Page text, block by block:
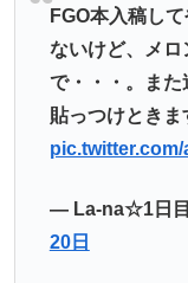
FGO本入稿し
ないけど、メ
で・・・。ま
貼っつけときま
— La-na☆1日
20日